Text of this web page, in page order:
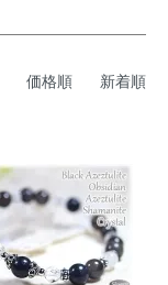
価格順 新着順